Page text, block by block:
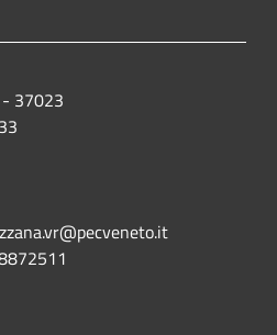
37023